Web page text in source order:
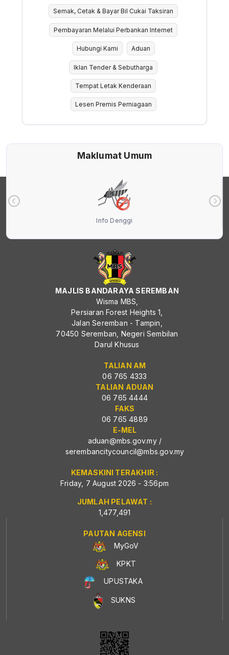
Semak, Cetak & Bayar Bil Cukai Taksiran
Pembayaran Melalui Perbankan Internet
Hubungi Kami Aduan
Iklan Tender & Sebutharga
Tempat Letak Kenderaan
Lesen Premis Perniagaan
Maklumat Umum
Info Denggi
MAJLIS BANDARAYA SEREMBAN
Wisma MBS,
Persiaran Forest Heights 1,
Jalan Seremban - Tampin,
70450 Seremban, Negeri Sembilan
Darul Khusus
TALIAN AM
06 765 4333
TALIAN ADUAN
06 765 4444
FAKS
06 765 4889
E-MEL
aduan@mbs.gov.my/
serembancitycouncil@mbs.gov.my
KEMASKINI TERAKHIR :
Friday, 7 August 2026 - 3:56pm
JUMLAH PELAWAT :
1,477,491
PAUTAN AGENSI
MyGoV
KPKT
UPUSTAKA
SUKNS